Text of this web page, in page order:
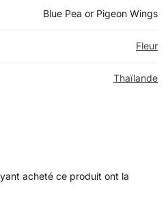
Blue Pea or Pigeon Wings
Fleur
Thaïlande
acheté ce produit ont la